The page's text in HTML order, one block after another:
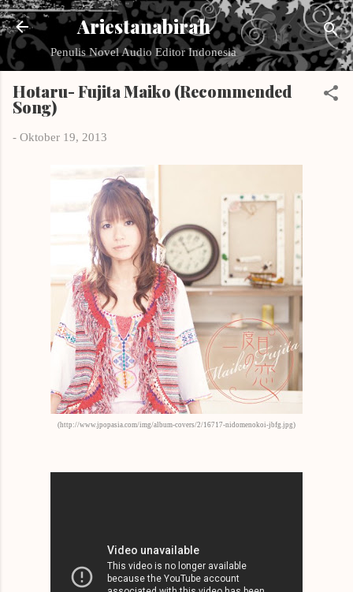
Langsung ke konten utama
Ariestanabirah
Penulis Novel Audio Editor Indonesia
Hotaru- Fujita Maiko (Recommended
Song)
- Oktober 19, 2013
(http://www.jpopasia.com/img/album-covers/2/16717-nidomenokoi-jbfg.jpg)